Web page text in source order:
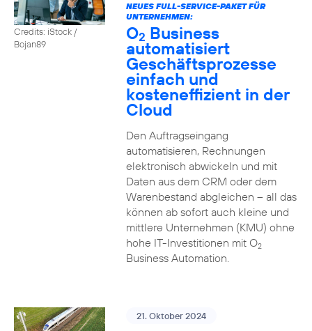
Credits: iStock /
Bojan89
NEUES FULL-SERVICE-PAKET FÜR
UNTERNEHMEN:
O2 Business
automatisiert
Geschäftsprozesse
einfach und
kosteneffizient in der
Cloud
Den Auftragseingang
automatisieren, Rechnungen
elektronisch abwickeln und mit
Daten aus dem CRM oder dem
Warenbestand abgleichen – all das
können ab sofort auch kleine und
mittlere Unternehmen (KMU) ohne
hohe IT-Investitionen mit O2
Business Automation.
21. Oktober 2024